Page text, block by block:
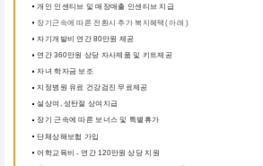
개인 인센티브 및 매장매출 인센티브 지급
장기근속에 따른 전환시 추가 복지혜택( 아래 )
자기개발비 연간 80만원 제공
연간 360만원 상당 자사제품 및 키트제공
자녀 학자금 보조
지정병원 유료 건강검진 무료제공
설상여, 성탄절 상여지급
장기 근속에 따른 보너스 및 특별휴가
단체상해보험 가입
어학교육비 - 연간 120만원 상당 지원